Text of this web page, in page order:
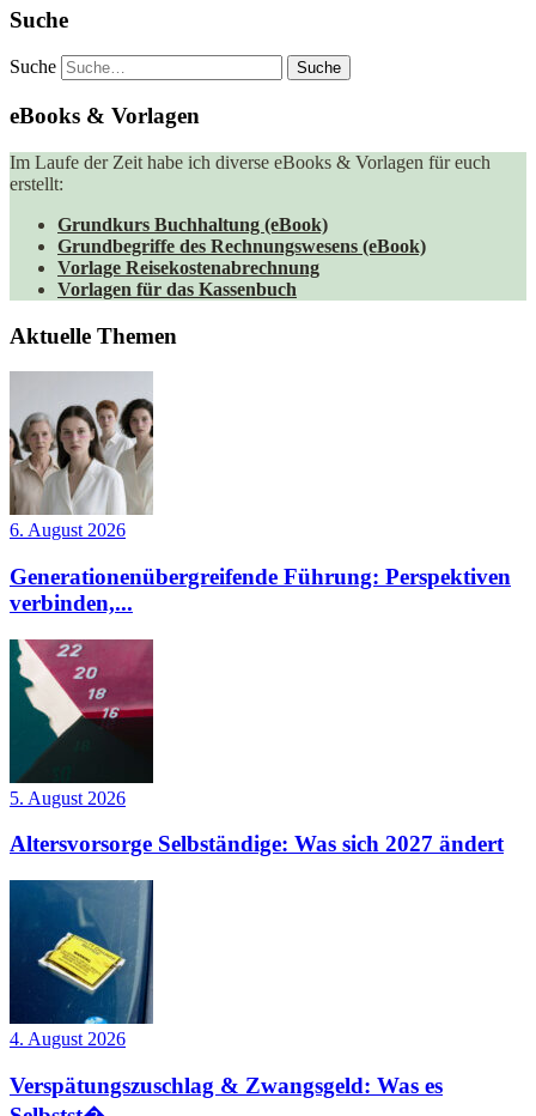
Suche
Suche
eBooks & Vorlagen
Im Laufe der Zeit habe ich diverse eBooks & Vorlagen für euch
erstellt:
Grundkurs Buchhaltung (eBook)
Grundbegriffe des Rechnungswesens (eBook)
Vorlage Reisekostenabrechnung
Vorlagen für das Kassenbuch
Aktuelle Themen
6. August 2026
Generationenübergreifende Führung: Perspektiven
verbinden,...
5. August 2026
Altersvorsorge Selbständige: Was sich 2027 ändert
4. August 2026
Verspätungszuschlag & Zwangsgeld: Was es